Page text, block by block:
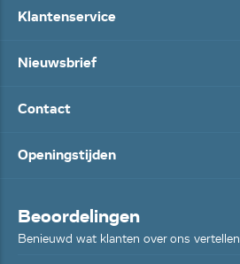
Klantenservice
Nieuwsbrief
Contact
Openingstijden
Beoordelingen
Benieuwd wat klanten over ons vertellen